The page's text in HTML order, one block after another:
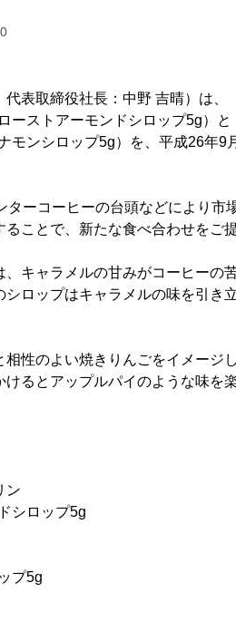
表取締役社長：中野 吉晴）は、
ストアーモンドシロップ5g）と
ンシロップ5g）を、平成26年9
ーコーヒーの台頭などにより市
ことで、新たな食べ合わせをご
キャラメルの甘みがコーヒーの
ロップはキャラメルの味を引き
性のよい焼きりんごをイメージ
るとアップルパイのような味を楽
ン
シロップ5g
プ5g